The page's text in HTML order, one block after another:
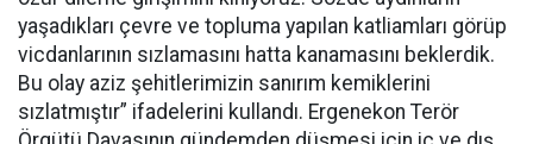
yaşadıkları çevre ve topluma yapılan katliamları görüp
vicdanlarının sızlamasını hatta kanamasını beklerdik.
Bu olay aziz şehitlerimizin sanırım kemiklerini
sızlatmıştır” ifadelerini kullandı. Ergenekon Terör